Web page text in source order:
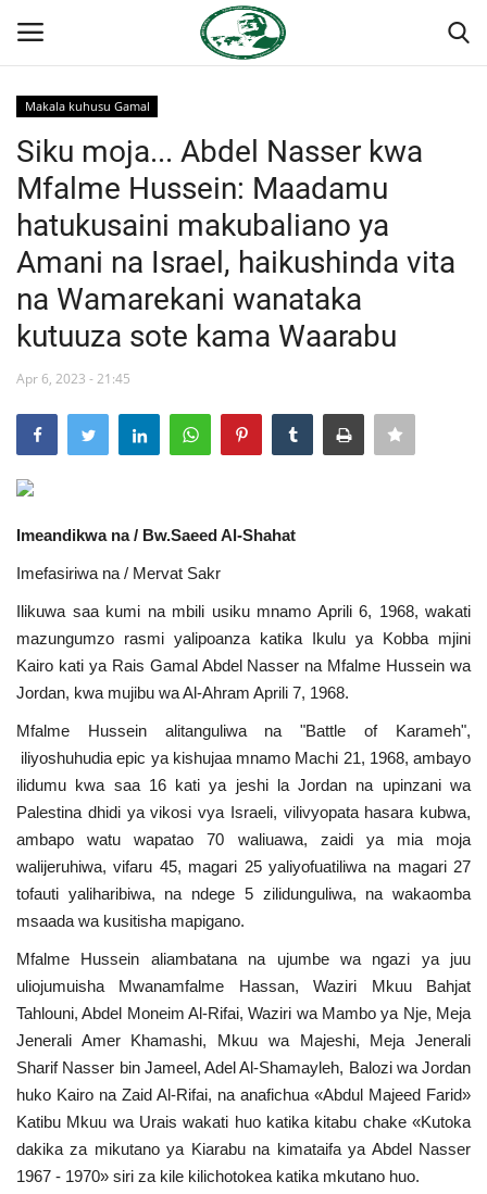
Nyumba
Onyesho la Majaribio
Jukwaa la Nasser la Kimataifa
Misri
Urithi wa Nasser
Harakati ya Nasser kwa Vijana
Habari
Kanuni na Masharti ya Udhamini wa
Udhamini wa Nasser
Nyaraka na Marejeleo
Waanzilishi
Nyaraka
Nafasi
Washiriki
Video
Makala kuhusu Gamal
Siku moja... Abdel Nasser kwa
Mfalme Hussein: Maadamu
hatukusaini makubaliano ya
Amani na Israel, haikushinda vita
na Wamarekani wanataka
kutuuza sote kama Waarabu
Apr 6, 2023 - 21:45
Imeandikwa na / Bw.Saeed Al-Shahat
Imefasiriwa na / Mervat Sakr
Ilikuwa saa kumi na mbili usiku mnamo Aprili 6, 1968, wakati
mazungumzo rasmi yalipoanza katika Ikulu ya Kobba mjini
Kairo kati ya Rais Gamal Abdel Nasser na Mfalme Hussein wa
Jordan, kwa mujibu wa Al-Ahram Aprili 7, 1968.
Mfalme Hussein alitanguliwa na "Battle of Karameh",
iliyoshuhudia epic ya kishujaa mnamo Machi 21, 1968, ambayo
ilidumu kwa saa 16 kati ya jeshi la Jordan na upinzani wa
Palestina dhidi ya vikosi vya Israeli, vilivyopata hasara kubwa,
ambapo watu wapatao 70 waliuawa, zaidi ya mia moja
walijeruhiwa, vifaru 45, magari 25 yaliyofuatiliwa na magari 27
tofauti yaliharibiwa, na ndege 5 zilidunguliwa, na wakaomba
msaada wa kusitisha mapigano.
Mfalme Hussein aliambatana na ujumbe wa ngazi ya juu
uliojumuisha Mwanamfalme Hassan, Waziri Mkuu Bahjat
Tahlouni, Abdel Moneim Al-Rifai, Waziri wa Mambo ya Nje, Meja
Jenerali Amer Khamashi, Mkuu wa Majeshi, Meja Jenerali
Sharif Nasser bin Jameel, Adel Al-Shamayleh, Balozi wa Jordan
huko Kairo na Zaid Al-Rifai, na anafichua «Abdul Majeed Farid»
Katibu Mkuu wa Urais wakati huo katika kitabu chake «Kutoka
dakika za mikutano ya Kiarabu na kimataifa ya Abdel Nasser
1967 - 1970» siri za kile kilichotokea katika mkutano huo.